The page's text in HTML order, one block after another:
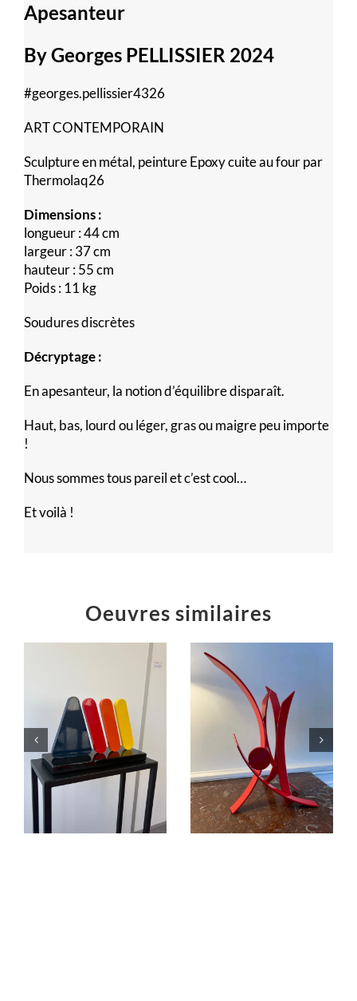
Apesanteur
By Georges PELLISSIER 2024
#georges.pellissier4326
ART CONTEMPORAIN
Sculpture en métal, peinture Epoxy cuite au four par
Thermolaq26
Dimensions :
longueur : 44 cm
largeur : 37 cm
hauteur : 55 cm
Poids : 11 kg
Soudures discrètes
Décryptage :
En apesanteur, la notion d’équilibre disparaît.
Haut, bas, lourd ou léger, gras ou maigre peu importe
!
Nous sommes tous pareil et c’est cool…
Et voilà !
Oeuvres similaires
Éruption
jaillissement
rouge
Sculptures
« L’équilibre
dans le Cosmos.
C’est la fête !… »
Sculptures